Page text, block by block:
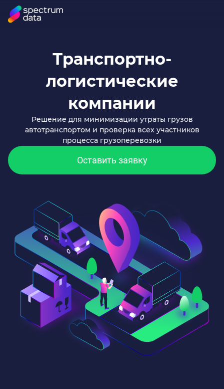
Транспортно-
логистические
компании
Решение для минимизации утраты грузов
автотранспортом и проверка всех участников
процесса грузоперевозки
Оставить заявку